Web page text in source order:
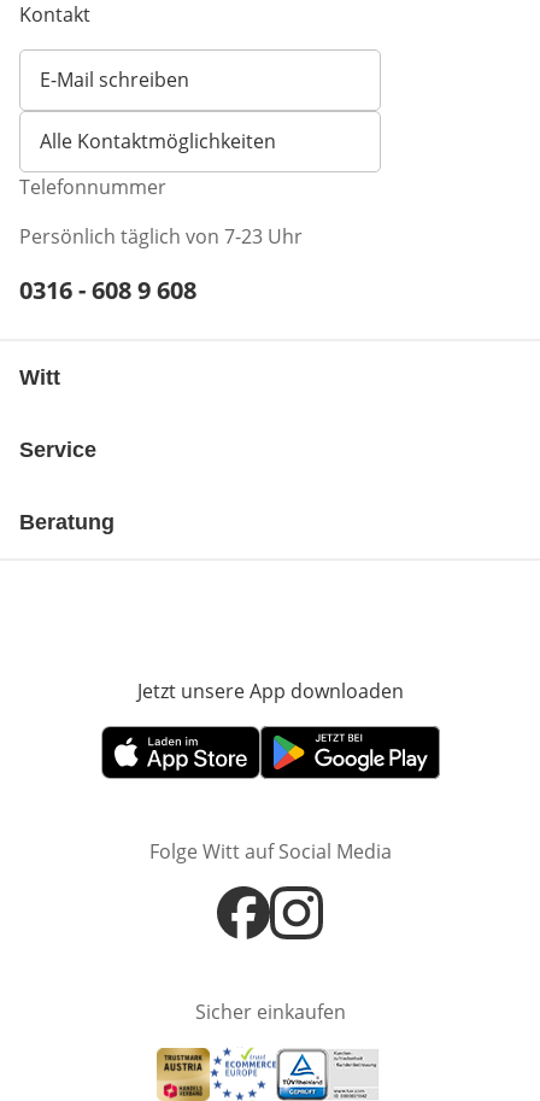
Kontakt
E-Mail schreiben
Öffnet E-Mail-Client
Alle Kontaktmöglichkeiten
Telefonnummer
Persönlich täglich von 7-23 Uhr
Telefonnummer:
0316 - 608 9 608
Witt
Service
Beratung
Jetzt unsere App downloaden
Öffnet in neuem FensterÖffnet in neuem Fenster
Folge Witt auf Social Media
Öffnet in neuem Fenster
Öffnet in neuem Fenster
Sicher einkaufen